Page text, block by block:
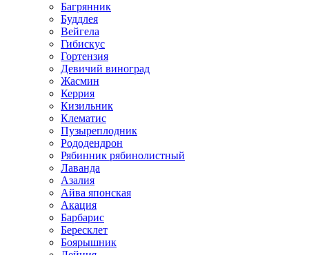
Багрянник
Буддлея
Вейгела
Гибискус
Гортензия
Девичий виноград
Жасмин
Керрия
Кизильник
Клематис
Пузыреплодник
Рододендрон
Рябинник рябинолистный
Лаванда
Азалия
Айва японская
Акация
Барбарис
Бересклет
Боярышник